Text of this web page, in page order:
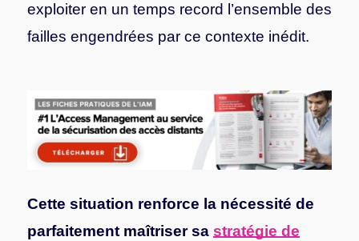
exploiter en un temps record l’ensemble des
failles engendrées par ce contexte inédit.
Cette situation renforce la nécessité de
parfaitement maîtriser sa stratégie de